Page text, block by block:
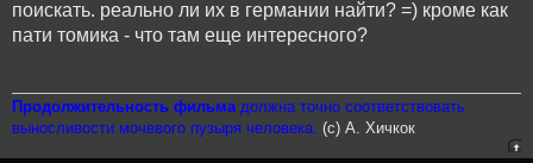
поискать. реально ли их в германии найти? =) кроме как
пати томика - что там еще интересного?
Продолжительность фильмадолжна точно соответствовать
выносливости мочевого пузыря человека. (с) А. Хичкок